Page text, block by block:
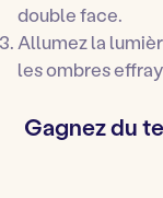
double face.
Allumez la
les ombres
Gagnez du